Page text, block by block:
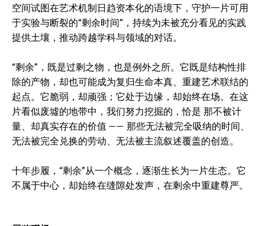
空间试图在艺术机制日趋资本化的语境下，守护一片可用
于实验与断裂的“剩余时间”，持续为未被充分看见的实践
提供土壤，推动跨越学科与领域的对话。
“剩余”，既是过剩之物，也是例外之所。它既是结构性排
除的产物，却也可能成为复归生命本真、重建艺术联结的
起点。它脆弱，却顽强；它处于边缘，却始终在场。在这
片看似废墟的地带中，我们努力挖掘的，恰是 那不被计
量、却真实存在的价值 —— 那些无法被完全吸纳的时间、
无法被完全兑换的劳动、无法被主流叙述覆盖的创造。
十年步履，“剩余”从一个概念，逐渐生长为一片生态。它
不属于中心，却始终在缝隙处发声，在剩余中重建尊严。